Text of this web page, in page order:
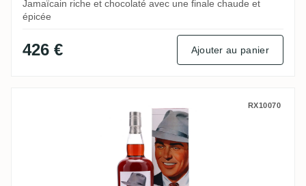
Jamaïcain riche et chocolaté avec une finale chaude et
épicée
426 € Ajouter au panier
Corman Collins Diamond 1996 RX10070